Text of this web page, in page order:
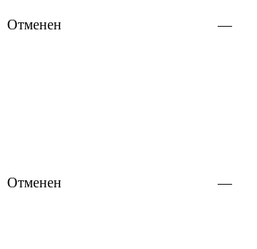
Отменен —
Отменен —